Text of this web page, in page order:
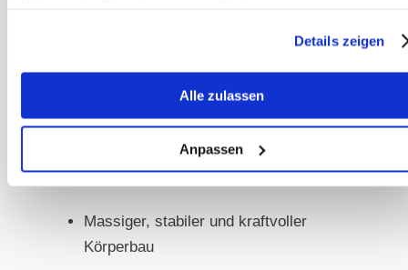
Details zeigen
Alle zulassen
Anpassen
Charakteristische Kapha-Merkmale:
Massiger, stabiler und kraftvoller
Körperbau